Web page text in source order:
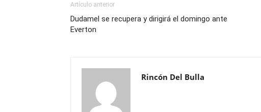
Artículo anterior
Dudamel se recupera y dirigirá el domingo ante
Everton
Rincón Del Bulla